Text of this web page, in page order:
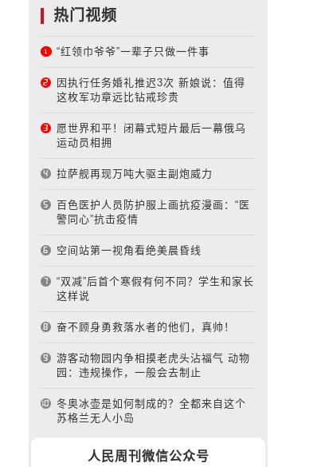
热门视频
“红领巾爷爷”一辈子只做一件事
因执行任务婚礼推迟3次 新娘说：值得
这枚军功章远比钻戒珍贵
愿世界和平！闭幕式短片最后一幕俄乌
运动员相拥
拉萨舰再现万吨大驱主副炮威力
百色医护人员防护服上画抗疫漫画：“医
警同心”抗击疫情
空间站第一视角看绝美晨昏线
“双减”后首个寒假有何不同？学生和家长
这样说
奋不顾身勇救落水者的他们，真帅！
游客动物园内争相摸老虎头沾福气 动物
园：违规操作，一般会去制止
冬奥冰壶是如何制成的？全都来自这个
苏格兰无人小岛
人民周刊微信公众号